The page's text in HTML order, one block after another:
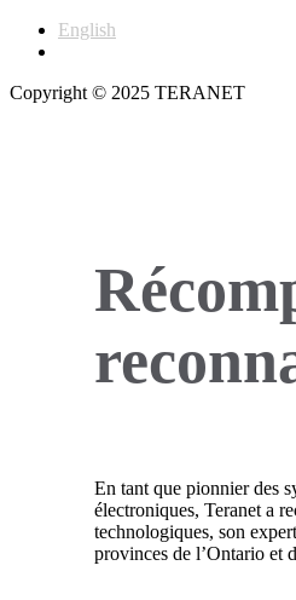
English
Copyright © 2025 TERANET
En tant que pionnier des
électroniques, Teranet a
technologiques, son
provinces de l’Ontario et